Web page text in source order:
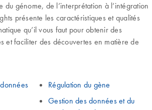
du génome, de l’interprétation à l’intégration
présente les caractéristiques et qualités
qu’il vous faut pour obtenir des
et faciliter des découvertes en matière de
Régulation du gène
Gestion des données et du